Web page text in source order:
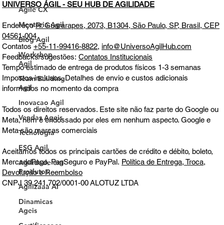
Agile CX
Mentoria Agil
Blog Agil
Workshop
Agil
Team Building
Agil
Inovacao Agil
Vendas Ageis
Tecnologia
ESG Agil
Agilidade em
Produtos
Agilizaaa AI
Dinamicas
Ageis
UNIVERSO ÁGIL - SEU HUB DE AGILIDADE
EndereçoR. Guararapes, 2073, B1304, São Paulo, SP, Brasil, CEP
04561-004
Contatos+55-11-99416-8822,info@UniversoAgilHub.com
Feedbacks/sugestões:Contatos Institucionais
Tempo estimado de entrega de produtos físicos 1-3 semanas
Impostos inclusos. Detalhes de envio e custos adicionais
informados no momento da compra
Todos os direitos reservados. Este site não faz parte do Google ou
Meta, nem é endossado por eles em nenhum aspecto. Google e
Meta são marcas comerciais
Aceitamos todos os principais cartões de crédito e débito, boleto,
MercadoPago, PagSeguro e PayPal.
Devolução e Reembolso